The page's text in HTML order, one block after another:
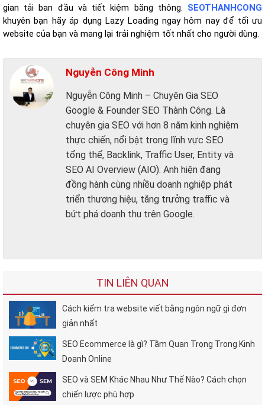
gian tải ban đầu và tiết kiệm băng thông. SEOTHANHCONG
khuyên bạn hãy áp dụng Lazy Loading ngay hôm nay để tối ưu
website của bạn và mang lại trải nghiệm tốt nhất cho người dùng.
Nguyễn Công Minh
Nguyễn Công Minh – Chuyên Gia SEO
Google & Founder SEO Thành Công. Là
chuyên gia SEO với hơn 8 năm kinh nghiệm
thực chiến, nổi bật trong lĩnh vực SEO
tổng thể, Backlink, Traffic User, Entity và
SEO AI Overview (AIO). Anh hiện đang
đồng hành cùng nhiều doanh nghiệp phát
triển thương hiệu, tăng trưởng traffic và
bứt phá doanh thu trên Google.
TIN LIÊN QUAN
Cách kiểm tra website viết bằng ngôn ngữ gì đơn
giản nhất
SEO Ecommerce là gì? Tầm Quan Trọng Trong Kinh
Doanh Online
SEO và SEM Khác Nhau Như Thế Nào? Cách chọn
chiến lược phù hợp